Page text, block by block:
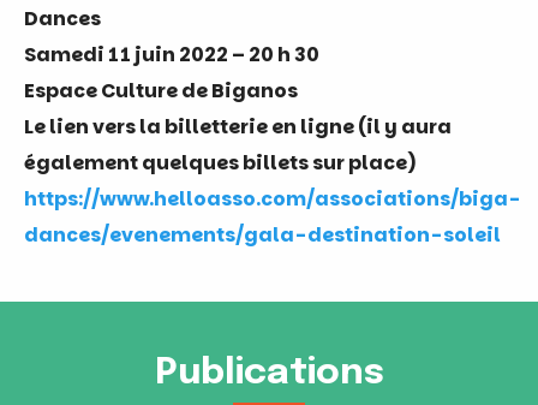
Dances
Samedi 11 juin 2022 – 20 h 30
Espace Culture de Biganos
Le lien vers la billetterie en ligne (il y aura
également quelques billets sur place)
https://www.helloasso.com/associations/biga-
dances/evenements/gala-destination-soleil
Publications